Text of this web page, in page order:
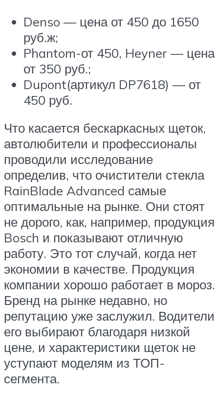
Denso — цена от 450 до 1650
руб.ж;
Phantom-от 450, Heyner — цена
от 350 руб.;
Dupont(артикул DP7618) — от
450 руб.
Что касается бескаркасных щеток,
автолюбители и профессионалы
проводили исследование
определив, что очистители стекла
RainBlade Advanced самые
оптимальные на рынке. Они стоят
не дорого, как, например, продукция
Bosch и показывают отличную
работу. Это тот случай, когда нет
экономии в качестве. Продукция
компании хорошо работает в мороз.
Бренд на рынке недавно, но
репутацию уже заслужил. Водители
его выбирают благодаря низкой
цене, и характеристики щеток не
уступают моделям из ТОП-
сегмента.